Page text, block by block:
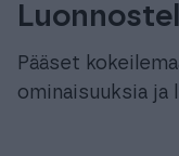
Pääset
ominaisuuksia ja